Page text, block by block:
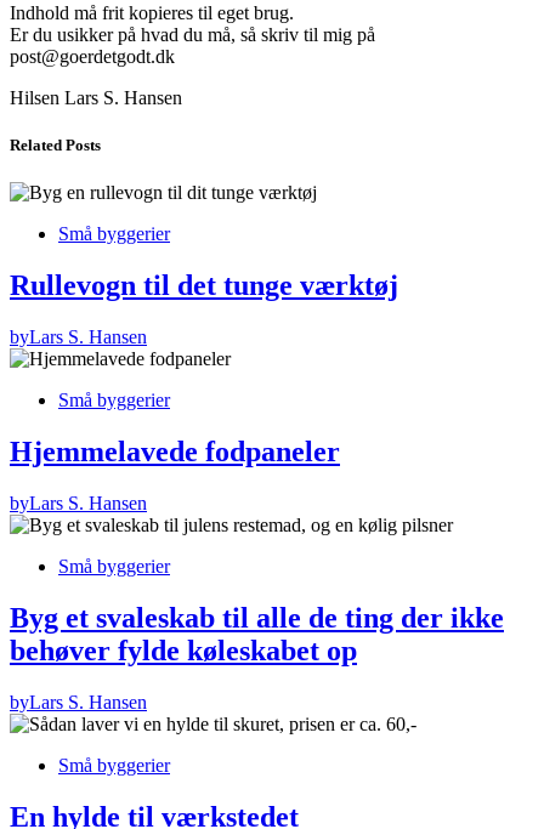
Indhold må frit kopieres til eget brug.
Er du usikker på hvad du må, så skriv til mig på
post@goerdetgodt.dk
Hilsen Lars S. Hansen
Related Posts
Små byggerier
Rullevogn til det tunge værktøj
byLars S. Hansen
Små byggerier
Hjemmelavede fodpaneler
byLars S. Hansen
Små byggerier
Byg et svaleskab til alle de ting der ikke
behøver fylde køleskabet op
byLars S. Hansen
Små byggerier
En hylde til værkstedet